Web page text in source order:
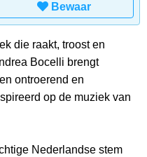
Bewaar
die raakt, troost en
Bocelli brengt
ontroerend en
op de muziek van
Nederlandse stem